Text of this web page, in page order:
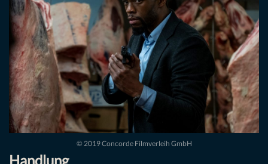
© 2019 Concorde Filmverleih GmbH
Handlung